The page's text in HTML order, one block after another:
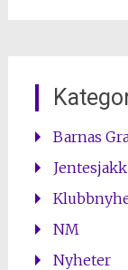
Barnas
Jentesjakk
NM
Nyheter